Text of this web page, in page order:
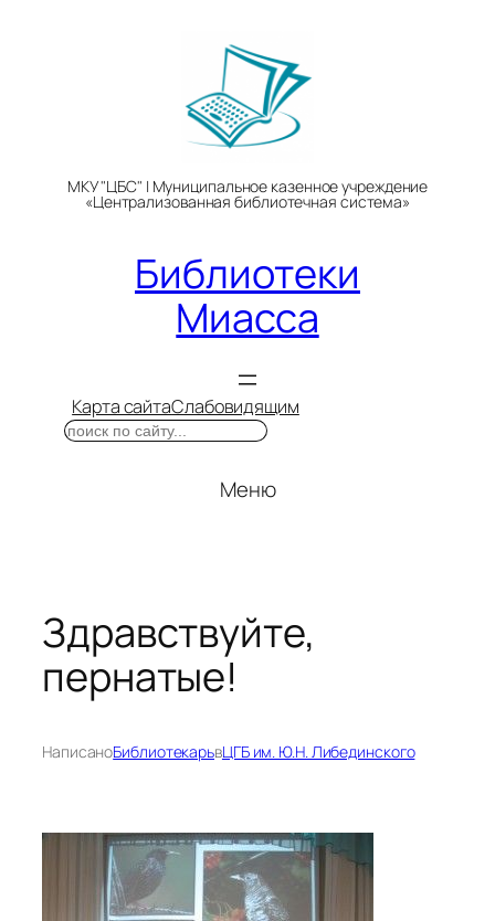
МКУ "ЦБС" | Муниципальное казенное учреждение
«Централизованная библиотечная система»
Библиотеки
Миасса
Карта сайтаСлабовидящим
Поиск
Меню
Здравствуйте,
пернатые!
НаписаноБиблиотекарьвЦГБ им. Ю.Н. Либединского